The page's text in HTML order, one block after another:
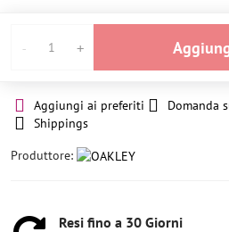
Aggiungi ai preferiti Domanda
Shippings
Produttore:
Resi fino a 30 Giorni